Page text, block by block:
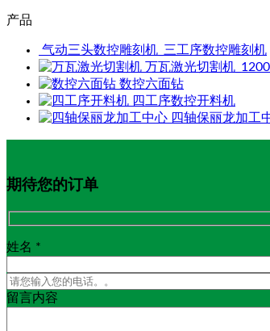
产品
气动三头数控雕刻机_三工序数控雕刻机
万瓦激光切割机
数控六面钻
四工序数控开料机
四轴保丽龙加工
期待您的订单
姓名 *
留言内容